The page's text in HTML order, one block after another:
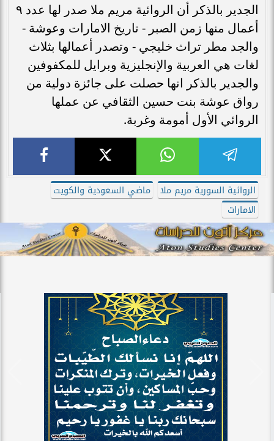
الجدير بالذكر أن الروائية مريم ملا صدر لها عدد ٩
أعمال منها زمن الصبر - تاريخ الامارات وعوشة -
والجد مطر تراث خليجي - وتصدر أعمالها بثلاث
لغات هي العربية والإنجليزية وبرايل للمكفوفين
والجدير بالذكر انها حصلت على جائزة دولية من
رواق عوشة بنت حسين الثقافي عن عملها
الروائي الأول أمومة وغربة.
الروائية السورية مريم ملا
ماضي السعودية والكويت
الامارات